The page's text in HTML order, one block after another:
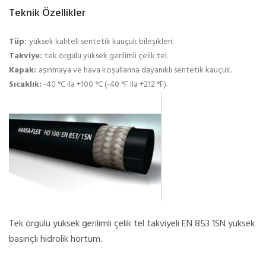
Teknik Özellikler
Tüp: yüksek kaliteli sentetik kauçuk bileşikleri.
Takviye: tek örgülü yüksek gerilimli çelik tel.
Kapak: aşınmaya ve hava koşullarına dayanıklı sentetik kauçuk.
Sıcaklık:-40 °C ila +100 °C (-40 °F ila +212 °F).
Tek örgülü yüksek gerilimli çelik tel takviyeli EN 853 1SN yüksek
basınçlı hidrolik hortum.